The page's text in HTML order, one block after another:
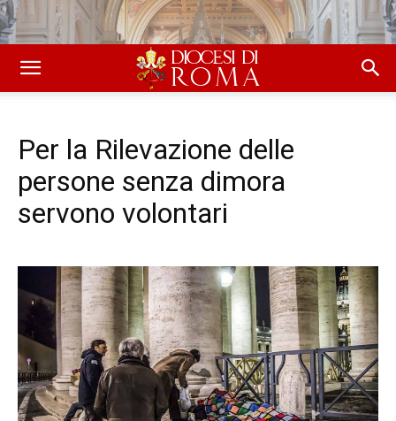
Per la Rilevazione delle
persone senza dimora
servono volontari